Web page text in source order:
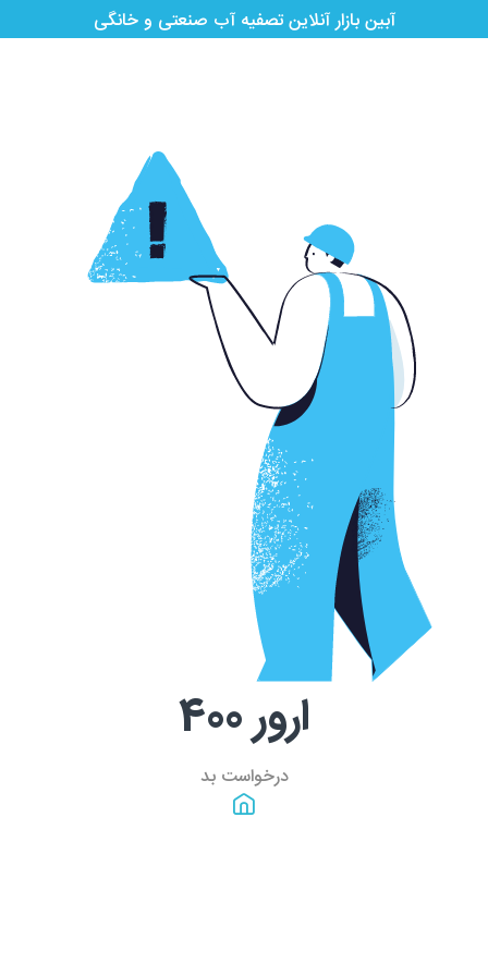
آبین بازار آنلاین تصفیه آب صنعتی و خانگی
ارور400
درخواست بد